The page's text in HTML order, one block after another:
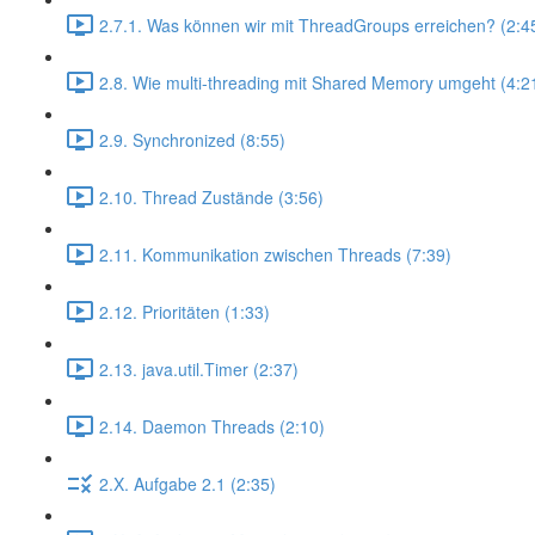
2.7.1. Was können wir mit ThreadGroups erreichen?
2.8. Wie multi-threading mit Shared Memory umgeht
2.9. Synchronized (8:55)
2.10. Thread Zustände (3:56)
2.11. Kommunikation zwischen Threads (7:39)
2.12. Prioritäten (1:33)
2.13. java.util.Timer (2:37)
2.14. Daemon Threads (2:10)
2.X. Aufgabe 2.1 (2:35)